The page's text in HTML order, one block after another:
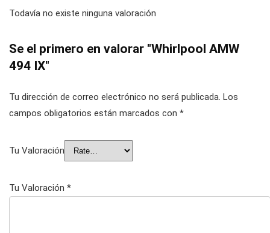
Todavía no existe ninguna valoración
Se el primero en valorar "Whirlpool AMW
494 IX"
Tu dirección de correo electrónico no será publicada. Los
campos obligatorios están marcados con *
Tu Valoración
Tu Valoración *